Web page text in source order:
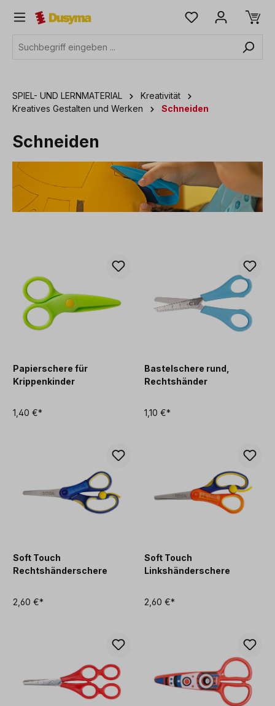
springen
SPIEL- UND LERNMATERIAL
Kreativität
Kreatives Gestalten und Werken
Schneiden
Schneiden
Papierschere für
Krippenkinder
1,40 €*
Bastelschere rund,
Rechtshänder
1,10 €*
Soft Touch
Rechtshänderschere
2,60 €*
Soft Touch
Linkshänderschere
2,60 €*